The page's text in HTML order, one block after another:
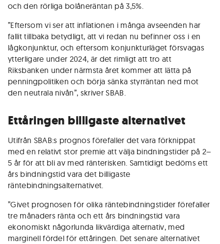
och den rörliga bolåneräntan på 3,5%.
”Eftersom vi ser att inflationen i många avseenden har
fallit tillbaka betydligt, att vi redan nu befinner oss i en
lågkonjunktur, och eftersom konjunkturläget försvagas
ytterligare under 2024, är det rimligt att tro att
Riksbanken under närmsta året kommer att lätta på
penningpolitiken och börja sänka styrräntan ned mot
den neutrala nivån”, skriver SBAB.
Ettåringen billigaste alternativet
Utifrån SBAB:s prognos förefaller det vara förknippat
med en relativt stor premie att välja bindningstider på 2–
5 år för att bli av med ränterisken. Samtidigt bedöms ett
års bindningstid vara det billigaste
räntebindningsalternativet.
”Givet prognosen för olika räntebindningstider förefaller
tre månaders ränta och ett års bindningstid vara
ekonomiskt någorlunda likvärdiga alternativ, med
marginell fördel för ettåringen. Det senare alternativet